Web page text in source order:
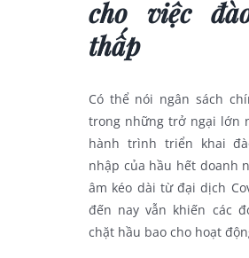
cho việc
thấp
Có thể nói ngân sách
trong những trở ngại lớn
hành trình triển khai
nhập của hầu hết doanh
âm kéo dài từ đại dịch
đến nay vẫn khiến các
chặt hầu bao cho hoạt